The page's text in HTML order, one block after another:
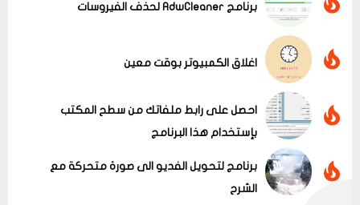
برنامج AdwCleaner لحذف الفيروسات
اغلاق الكمبيوتر بوقت معين
احصل على رابط ملفاتك من سطح المكتب
بإستخدام هذا البرنامج
برنامج لتحويل الفديو الى صورة متحركة مع
الشرح